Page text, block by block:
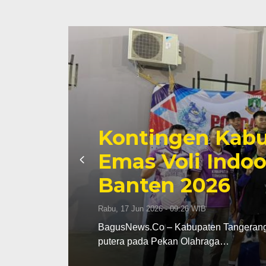
Tangerang
Putera di Popda XII
meraih medali emas cabang olahraga (cabor) voli